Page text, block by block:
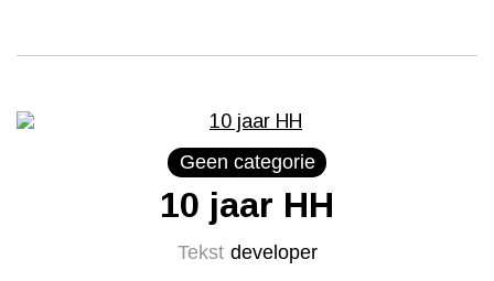
Geen categorie
10 jaar HH
Tekst developer